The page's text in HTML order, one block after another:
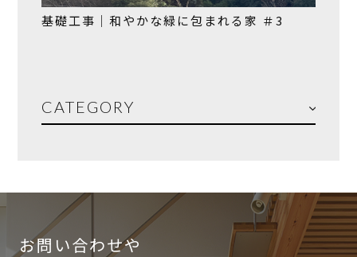
基礎工事｜和やかな緑に包まれる家 ＃3
CATEGORY
お問い合わせや